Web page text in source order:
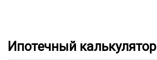
Ипотечный калькулятор